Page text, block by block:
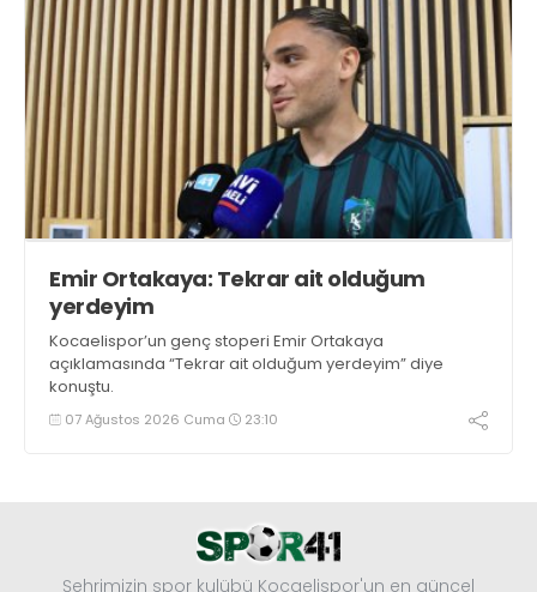
Emir Ortakaya: Tekrar ait olduğum
yerdeyim
Kocaelispor’un genç stoperi Emir Ortakaya
açıklamasında “Tekrar ait olduğum yerdeyim” diye
konuştu.
07 Ağustos 2026 Cuma 23:10
Şehrimizin spor kulübü Kocaelispor'un en güncel